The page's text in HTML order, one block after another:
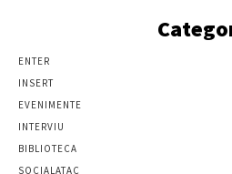
ENTER
INSERT
EVENIMENTE
INTERVIU
BIBLIOTECA
SOCIALATAC